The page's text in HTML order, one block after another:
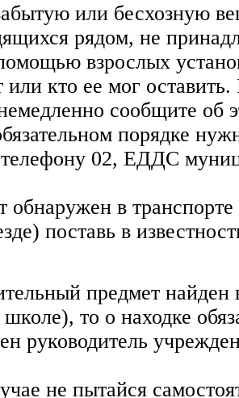
или бесхозную
рядом, не
взрослых
кто ее мог оставить.
сообщите об
порядке
02, ЕДДС
обнаружен в
поставь в
предмет найден
то о находке
руководитель
не пытайся